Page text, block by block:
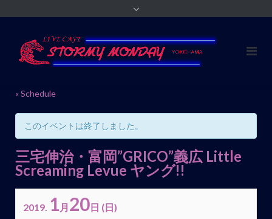
« Schedule
このイベントは終了しました。
三宅伸治・富岡”GRICO”義広 Little
Screaming Levue ヤング!!
2019. 1 月 20日 (日)